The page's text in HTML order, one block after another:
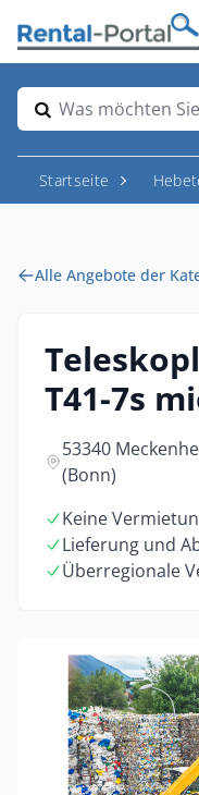
Was möchten
Startseite
Alle Angebote der
T41-7s
53340
(Bonn)
Keine
Lieferung und
Überregionale